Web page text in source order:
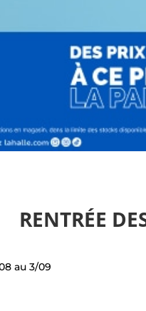
RENTRÉE
au 3/09